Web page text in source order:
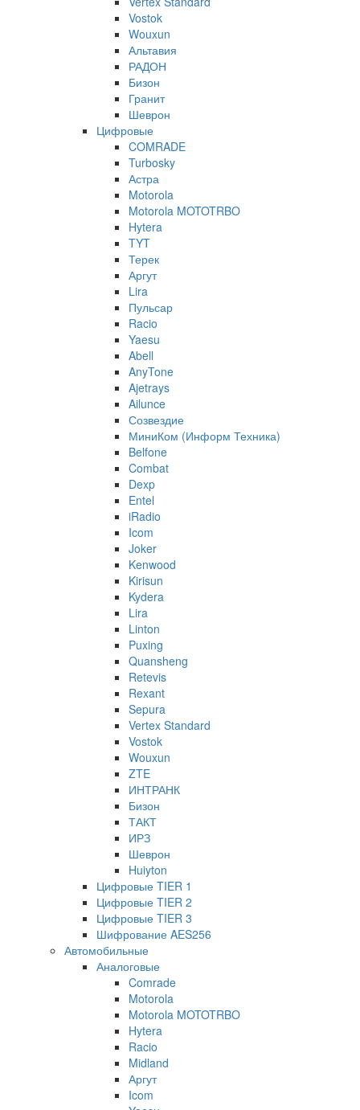
Vostok
Wouxun
Альтавия
РАДОН
Бизон
Гранит
Шеврон
Цифровые
COMRADE
Turbosky
Астра
Motorola
Motorola MOTOTRBO
Hytera
TYT
Терек
Аргут
Lira
Пульсар
Racio
Yaesu
Abell
AnyTone
Ajetrays
Ailunce
Созвездие
МиниКом (Информ Техника)
Belfone
Combat
Dexp
Entel
iRadio
Icom
Joker
Kenwood
Kirisun
Kydera
Lira
Linton
Puxing
Quansheng
Retevis
Rexant
Sepura
Vertex Standard
Vostok
Wouxun
ZTE
ИНТРАНК
Бизон
ТАКТ
ИРЗ
Шеврон
Huiyton
Цифровые TIER 1
Цифровые TIER 2
Цифровые TIER 3
Шифрование AES256
Автомобильные
Аналоговые
Comrade
Motorola
Motorola MOTOTRBO
Hytera
Racio
Midland
Аргут
Icom